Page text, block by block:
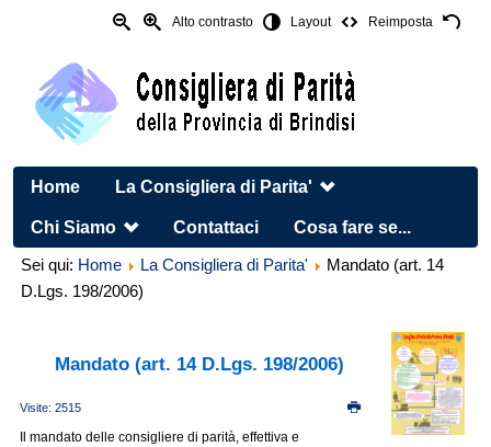
Alto contrasto Layout Reimposta
Home La Consigliera di Parita'
Chi Siamo Contattaci Cosa fare se...
Sei qui: Home La Consigliera di Parita'
Mandato (art. 14
D.Lgs. 198/2006)
Mandato (art. 14 D.Lgs. 198/2006)
Visite: 2515
Il mandato delle consigliere di parità, effettiva e